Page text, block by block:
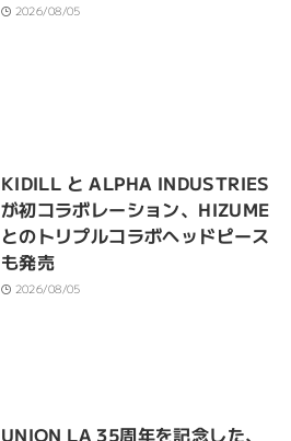
2026/08/05
KIDILL と ALPHA INDUSTRIES
が初コラボレーション、HIZUME
とのトリプルコラボヘッドピース
も発売
2026/08/05
UNION LA 35周年を記念した、